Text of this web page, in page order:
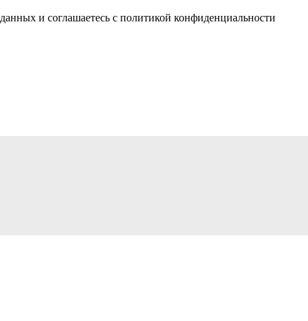
и соглашаетесь c политикой конфиденциальности